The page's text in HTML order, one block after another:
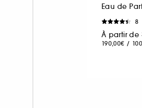
Eau de
8
À partir de
190,00€ /